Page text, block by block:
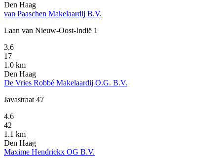
Den Haag
van Paaschen Makelaardij B.V.
Laan van Nieuw-Oost-Indië 1
3.6
17
1.0 km
Den Haag
De Vries Robbé Makelaardij O.G. B.V.
Javastraat 47
4.6
42
1.1 km
Den Haag
Maxime Hendrickx OG B.V.